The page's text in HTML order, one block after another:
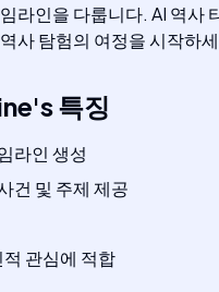
라인을 다룹니다. AI 역사
사 탐험의 여정을 시작하
's특징
라인 생성
건 및 주제 제공
관심에 적합